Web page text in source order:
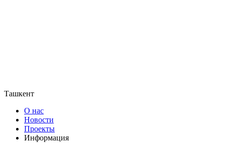
Ташкент
О нас
Новости
Проекты
Информация